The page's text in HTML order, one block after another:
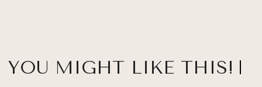
YOU MIGHT LIKE THIS!